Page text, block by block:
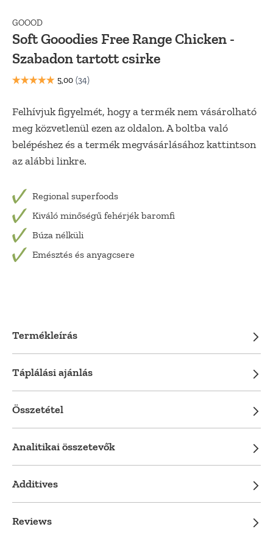
GOOOD
Soft Gooodies Free Range Chicken -
Szabadon tartott csirke
Felhívjuk figyelmét, hogy a termék nem vásárolható
meg közvetlenül ezen az oldalon. A boltba való
belépéshez és a termék megvásárlásához kattintson
az alábbi linkre.
Regional superfoods
Kiváló minőségű fehérjék baromfi
Búza nélküli
Emésztés és anyagcsere
Termékleírás
Táplálási ajánlás
Összetétel
Analitikai összetevők
Additives
Reviews